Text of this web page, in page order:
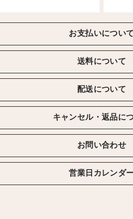
お支払いについて
送料について
配送について
キャンセル・返品に
お問い合わせ
営業日カレンダ